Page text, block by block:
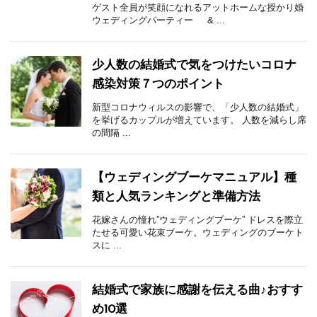
ゲスト全員が笑顔になれるアットホームな授かり婚
ウェディングパーティー & ...
少人数の結婚式で気をつけたいコロナ
感染対策７つのポイント
新型コロナウィルスの影響で、「少人数の結婚式」
を挙げるカップルが増えています。 人数を減らし席
の間隔 ...
【ウェディングブーケマニュアル】種
類と人気ランキングと準備方法
花嫁さんの憧れ”ウェディングブーケ” ドレスを際立
たせる可愛い花束ブーケ。ウェディングのブーケト
スに ...
結婚式で家族に感謝を伝える曲♪おすす
め10選